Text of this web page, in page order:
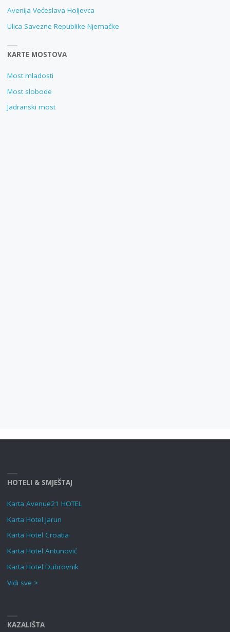
Avenija Većeslava Holjevca
Ulica Savezne Republike Njemačke
KARTE MOSTOVA
Most mladosti
Most slobode
Jadranski most
HOTELI & SMJEŠTAJ
Karta Avenue21 HOTEL
Karta Hotel Jarun
Karta Hotel Croatia
Karta Hotel Antunović
Karta Hotel Dubrovnik
Vidi sve >
KAZALIŠTA